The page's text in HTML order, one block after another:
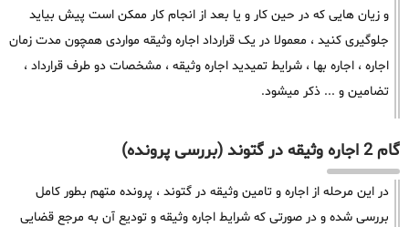
و زیان هایی که در حین کار و یا بعد از انجام کار ممکن است پیش بیاید
جلوگیری کنید ، معمولا در یک قرارداد اجاره وثیقه مواردی همچون مدت زمان
اجاره ، اجاره بها ، شرایط تمیدید اجاره وثیقه ، مشخصات دو طرف قرارداد ،
تضامین و ... ذکر میشود.
گام 2 اجاره وثیقه در گتوند (بررسی پرونده)
در این مرحله از اجاره و تامین وثیقه در گتوند ، پرونده متهم بطور کامل
بررسی شده و در صورتی که شرایط اجاره وثیقه و تودیع آن به مرجع قضایی